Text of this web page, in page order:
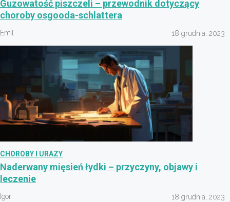
Guzowatość piszczeli – przewodnik dotyczący
choroby osgooda-schlattera
Emil 18 grudnia, 2023
CHOROBY I URAZY
Naderwany mięsień łydki – przyczyny, objawy i
leczenie
Igor 18 grudnia, 2023